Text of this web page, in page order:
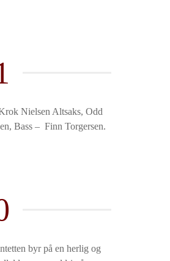
Nielsen Altsaks, Odd
Bass – Finn Torgersen.
byr på en herlig og